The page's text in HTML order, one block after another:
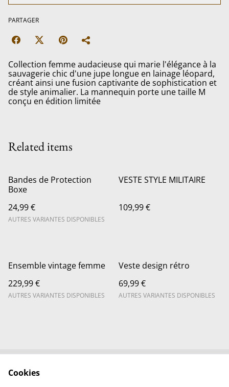
PARTAGER
Collection femme audacieuse qui marie l'élégance à la
sauvagerie chic d'une jupe longue en lainage léopard,
créant ainsi une fusion captivante de sophistication et
de style animalier. La mannequin porte une taille M
conçu en édition limitée
Related items
Bandes de Protection
Boxe
24,99 €
AUTRES VARIANTES DISPONIBLES
VESTE STYLE MILITAIRE
109,99 €
Ensemble vintage femme
229,99 €
AUTRES VARIANTES DISPONIBLES
Veste design rétro
69,99 €
AUTRES VARIANTES DISPONIBLES
Cookies